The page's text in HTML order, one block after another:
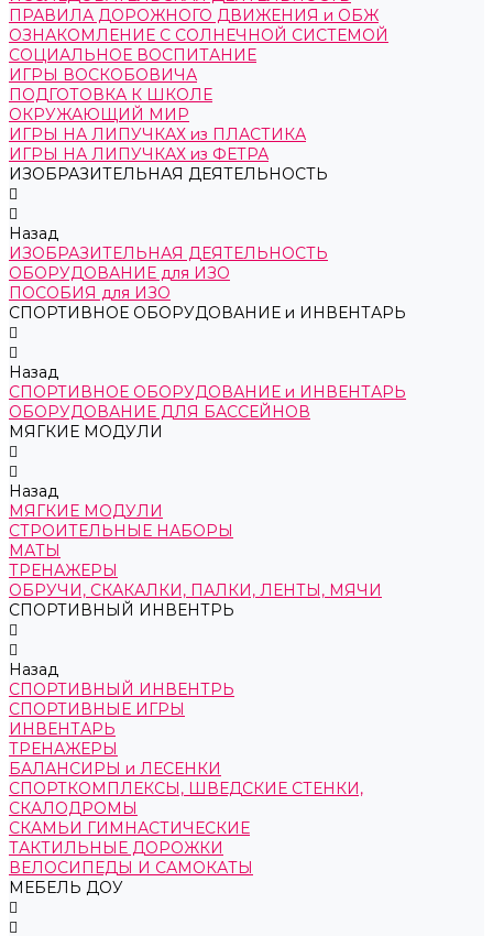
ПРАВИЛА ДОРОЖНОГО ДВИЖЕНИЯ и ОБЖ
ОЗНАКОМЛЕНИЕ С СОЛНЕЧНОЙ СИСТЕМОЙ
СОЦИАЛЬНОЕ ВОСПИТАНИЕ
ИГРЫ ВОСКОБОВИЧА
ПОДГОТОВКА К ШКОЛЕ
ОКРУЖАЮЩИЙ МИР
ИГРЫ НА ЛИПУЧКАХ из ПЛАСТИКА
ИГРЫ НА ЛИПУЧКАХ из ФЕТРА
ИЗОБРАЗИТЕЛЬНАЯ ДЕЯТЕЛЬНОСТЬ
Назад
ИЗОБРАЗИТЕЛЬНАЯ ДЕЯТЕЛЬНОСТЬ
ОБОРУДОВАНИЕ для ИЗО
ПОСОБИЯ для ИЗО
СПОРТИВНОЕ ОБОРУДОВАНИЕ и ИНВЕНТАРЬ
Назад
СПОРТИВНОЕ ОБОРУДОВАНИЕ и ИНВЕНТАРЬ
ОБОРУДОВАНИЕ ДЛЯ БАССЕЙНОВ
МЯГКИЕ МОДУЛИ
Назад
МЯГКИЕ МОДУЛИ
СТРОИТЕЛЬНЫЕ НАБОРЫ
МАТЫ
ТРЕНАЖЕРЫ
ОБРУЧИ, СКАКАЛКИ, ПАЛКИ, ЛЕНТЫ, МЯЧИ
СПОРТИВНЫЙ ИНВЕНТРЬ
Назад
СПОРТИВНЫЙ ИНВЕНТРЬ
СПОРТИВНЫЕ ИГРЫ
ИНВЕНТАРЬ
ТРЕНАЖЕРЫ
БАЛАНСИРЫ и ЛЕСЕНКИ
СПОРТКОМПЛЕКСЫ, ШВЕДСКИЕ СТЕНКИ,
СКАЛОДРОМЫ
СКАМЬИ ГИМНАСТИЧЕСКИЕ
ТАКТИЛЬНЫЕ ДОРОЖКИ
ВЕЛОСИПЕДЫ И САМОКАТЫ
МЕБЕЛЬ ДОУ